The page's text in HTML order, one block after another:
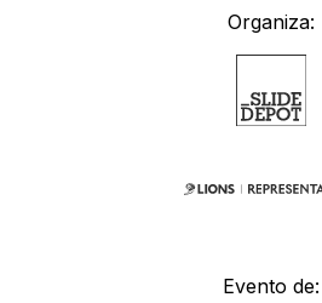
Organiza:
Evento de: